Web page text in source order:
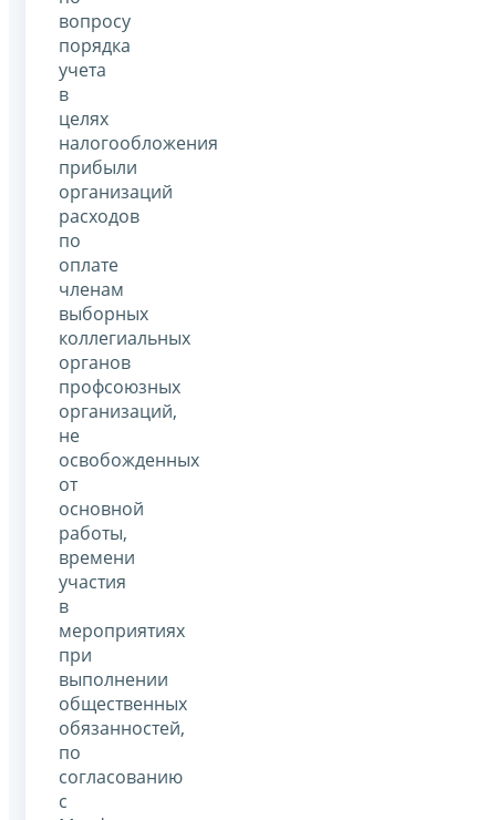
вопросу
порядка
учета
в
целях
налогообложения
прибыли
организаций
расходов
по
оплате
членам
выборных
коллегиальных
органов
профсоюзных
организаций,
не
освобожденных
от
основной
работы,
времени
участия
в
мероприятиях
при
выполнении
общественных
обязанностей,
по
согласованию
с